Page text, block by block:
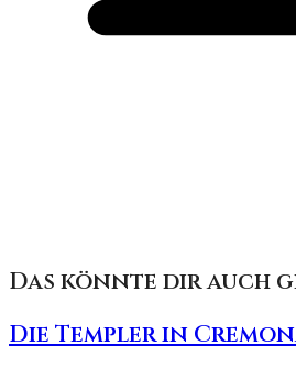
Das könnte dir auch
Die Templer in